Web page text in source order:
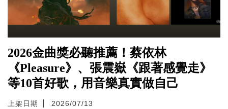
2026金曲獎必聽推薦！蔡依林
《Pleasure》、張震嶽《跟著感覺走》
等10首好歌，用音樂真實做自己
上架日期 2026/07/13